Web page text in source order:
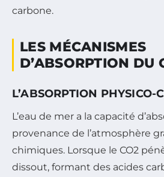
carbone.
LES MÉCANISMES
D’ABSORPTION DU
L’ABSORPTION PHYSICO-
L’eau de mer a la capacité
provenance de l’atmosphère
chimiques. Lorsque le CO2
dissout, formant des acides